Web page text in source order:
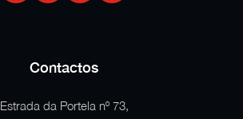
Contactos
Estrada da Portela nº 73,